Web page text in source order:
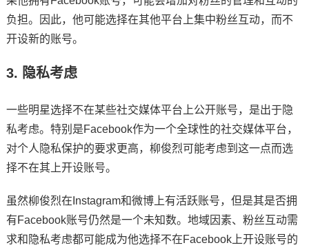
负担。因此，他可能选择在其他平台上集中粉丝互动，而不
开设新的账号。
3. 隐私考虑
一些明星选择不在某些社交媒体平台上公开账号，是出于隐
私考虑。特别是Facebook作为一个全球性的社交媒体平台，
对个人隐私保护的要求更高，柳俊烈可能考虑到这一点而选
择不在其上开设账号。
虽然柳俊烈在Instagram和微博上有活跃账号，但是其是否拥
有Facebook账号仍然是一个未知数。地域因素、粉丝互动需
求和隐私考虑都可能成为他选择不在Facebook上开设账号的